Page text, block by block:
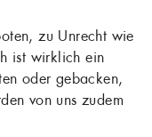
zu Unrecht wie
ist wirklich ein
oder gebacken,
von uns zudem